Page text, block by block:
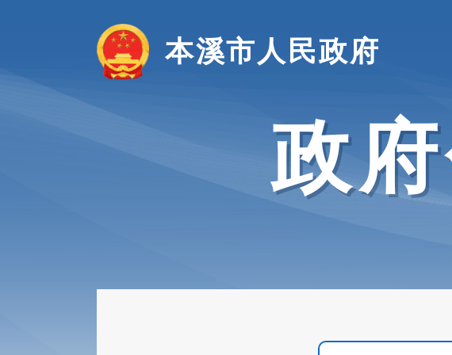
本溪市人民政府
政